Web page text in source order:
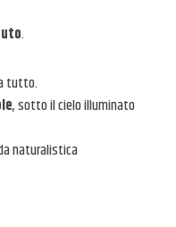
.
tutto.
, sotto il cielo illuminato
naturalistica